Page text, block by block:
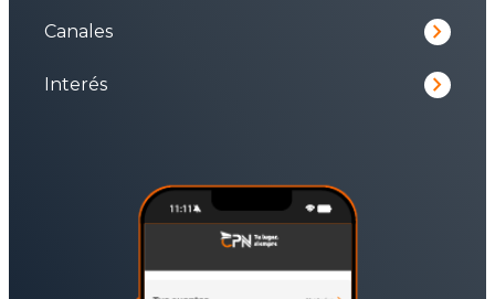
Canales keyboard_arrow_right
Interés keyboard_arrow_right